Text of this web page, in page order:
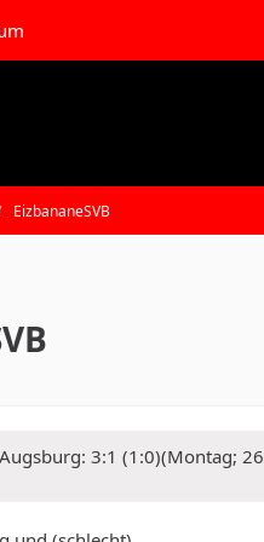
EizbananeSVB
3:1 (1:0)(Montag;